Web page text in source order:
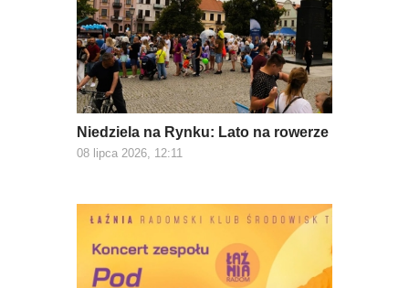
Niedziela na Rynku: Lato na rowerze
08 lipca 2026, 12:11